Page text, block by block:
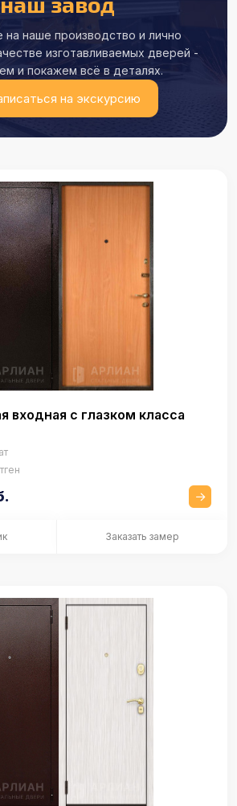
на наше производство и лично
изготавливаемых дверей -
и покажем всё в деталях.
на экскурсию
входная с глазком класса
Заказать замер